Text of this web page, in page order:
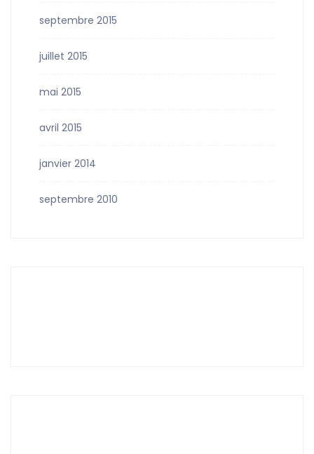
septembre 2015
juillet 2015
mai 2015
avril 2015
janvier 2014
septembre 2010